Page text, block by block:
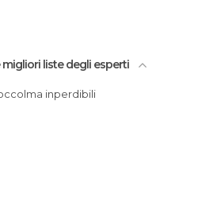
migliori liste degli esperti
inperdibili